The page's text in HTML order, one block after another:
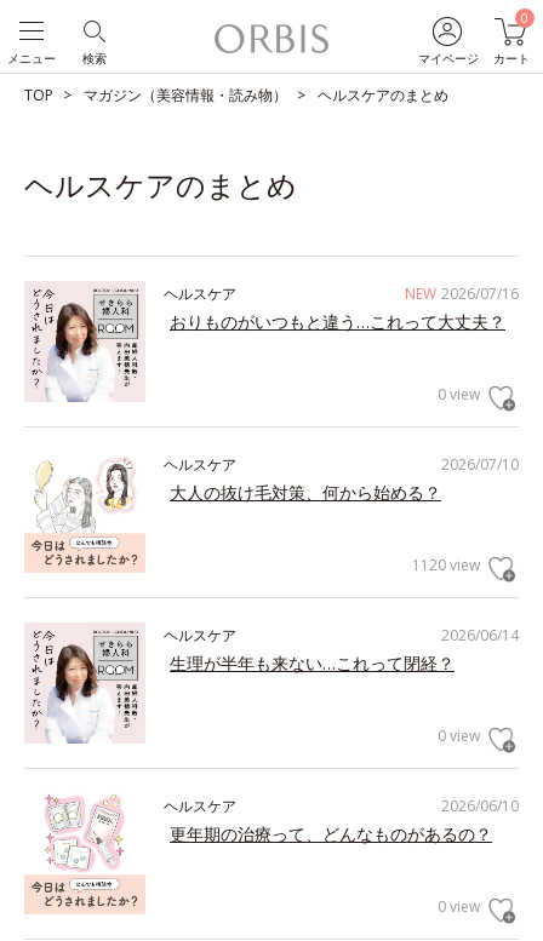
マイページ
0
カート
検索
メニュー
TOP マガジン（美容情報・読み物） ヘルスケアのまとめ
ヘルスケアのまとめ
NEW 2026/07/16
ヘルスケア
おりものがいつもと違う…これって大丈夫？
0 view
2026/07/10
ヘルスケア
大人の抜け毛対策、何から始める？
1120 view
2026/06/14
ヘルスケア
生理が半年も来ない…これって閉経？
0 view
2026/06/10
ヘルスケア
更年期の治療って、どんなものがあるの？
0 view